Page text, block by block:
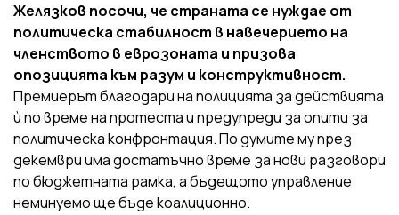
Желязков посочи, че страната се нуждае от
политическа стабилност в навечерието на
членството в еврозоната и призова
опозицията към разум и конструктивност.
Премиерът благодари на полицията за действията
ѝ по време на протеста и предупреди за опити за
политическа конфронтация. По думите му през
декември има достатъчно време за нови разговори
по бюджетната рамка, а бъдещото управление
неминуемо ще бъде коалиционно.